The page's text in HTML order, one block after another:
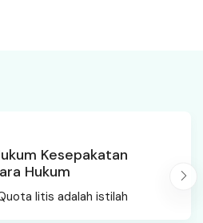
Kesepakatan
Hukum
litis adalah istilah